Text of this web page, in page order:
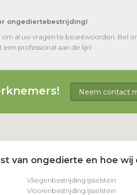
ongediertebestrijding!
al uw vragen te beantwoorden. Bel
professional aan de lijn!
Neem contact
van ongedierte en hoe wij
Vliegenbestrijding Ijsselstein
Vlooienbestrijding Ijsselstein